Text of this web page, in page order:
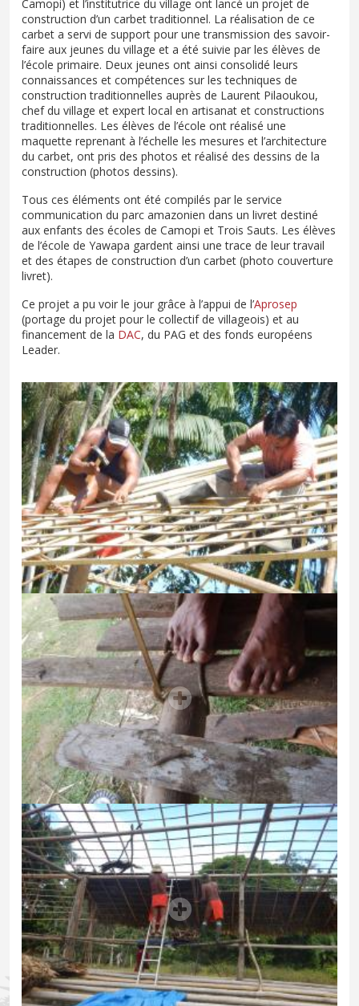
Camopi) et l’institutrice du village ont lancé un projet de
construction d’un carbet traditionnel. La réalisation de ce
carbet a servi de support pour une transmission des savoir-
faire aux jeunes du village et a été suivie par les élèves de
l’école primaire. Deux jeunes ont ainsi consolidé leurs
connaissances et compétences sur les techniques de
construction traditionnelles auprès de Laurent Pilaoukou,
chef du village et expert local en artisanat et constructions
traditionnelles. Les élèves de l’école ont réalisé une
maquette reprenant à l’échelle les mesures et l’architecture
du carbet, ont pris des photos et réalisé des dessins de la
construction (photos dessins).
Tous ces éléments ont été compilés par le service
communication du parc amazonien dans un livret destiné
aux enfants des écoles de Camopi et Trois Sauts. Les élèves
de l’école de Yawapa gardent ainsi une trace de leur travail
et des étapes de construction d’un carbet (photo couverture
livret).
Ce projet a pu voir le jour grâce à l’appui de l’Aprosep
(portage du projet pour le collectif de villageois) et au
financement de la DAC, du PAG et des fonds européens
Leader.